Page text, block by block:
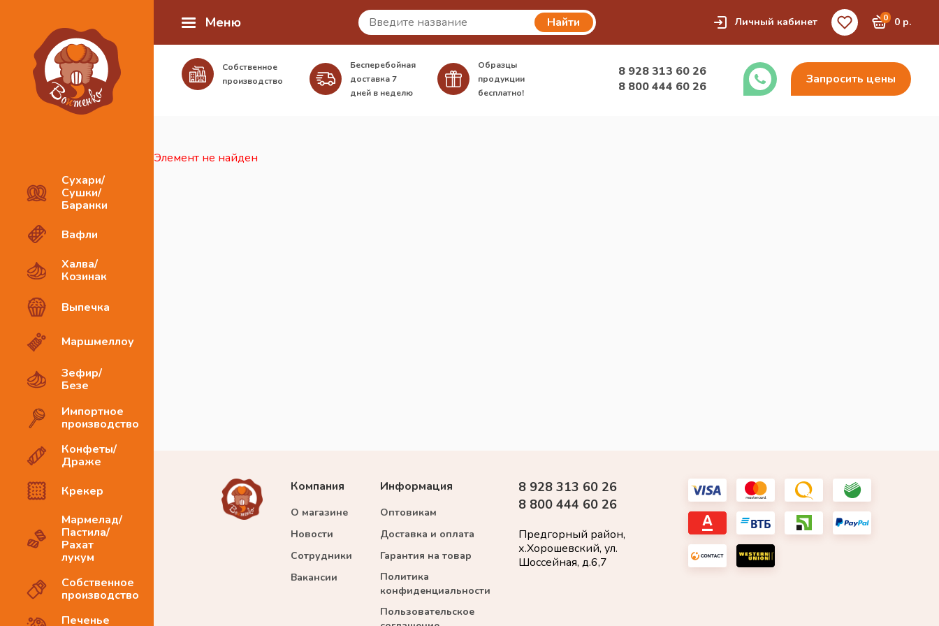
Сухари/
Сушки/
Баранки
Вафли
Халва/
Козинак
Выпечка
Маршмеллоу
Зефир/
Безе
Импортное
производство
Конфеты/
Драже
Крекер
Мармелад/
Пастила/
Рахат
лукум
Собственное
производство
Печенье
Меню Найти Личный кабинет 0 0 р.
Собственное
производство
Бесперебойная
доставка7
дней в неделю
Образцы
продукции
бесплатно!
8 928 313 60 26
8 800 444 60 26
Запросить цены
Элемент не найден
Компания
О магазине
Новости
Сотрудники
Вакансии
Информация
Оптовикам
Доставка и оплата
Гарантия на товар
Политика
конфиденциальности
Пользовательское
8 928 313 60 26
8 800 444 60 26
Предгорный район,
х.Хорошевский, ул.
Шоссейная, д.6,7